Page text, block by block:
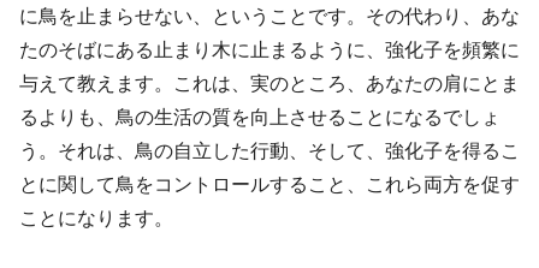
に鳥を止まらせない、ということです。その代わり、あな
たのそばにある止まり木に止まるように、強化子を頻繁に
与えて教えます。これは、実のところ、あなたの肩にとま
るよりも、鳥の生活の質を向上させることになるでしょ
う。それは、鳥の自立した行動、そして、強化子を得るこ
とに関して鳥をコントロールすること、これら両方を促す
ことになります。